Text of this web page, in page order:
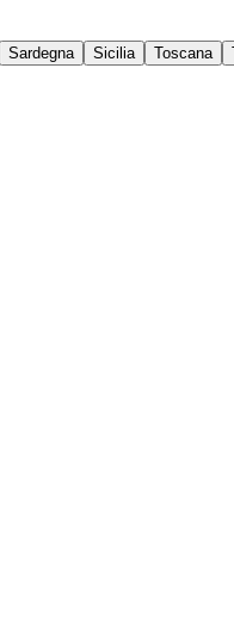
Sardegna Sicilia Toscana